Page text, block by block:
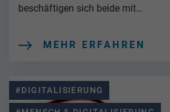
beschäftigen sich beide mit…
MEHR ERFAHREN
#DIGITALISIERUNG